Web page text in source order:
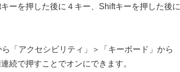
ーを押した後に４キー、Shiftキーを押した後に
「アクセシビリティ」＞「キーボード」から
続で押すことでオンにできます。